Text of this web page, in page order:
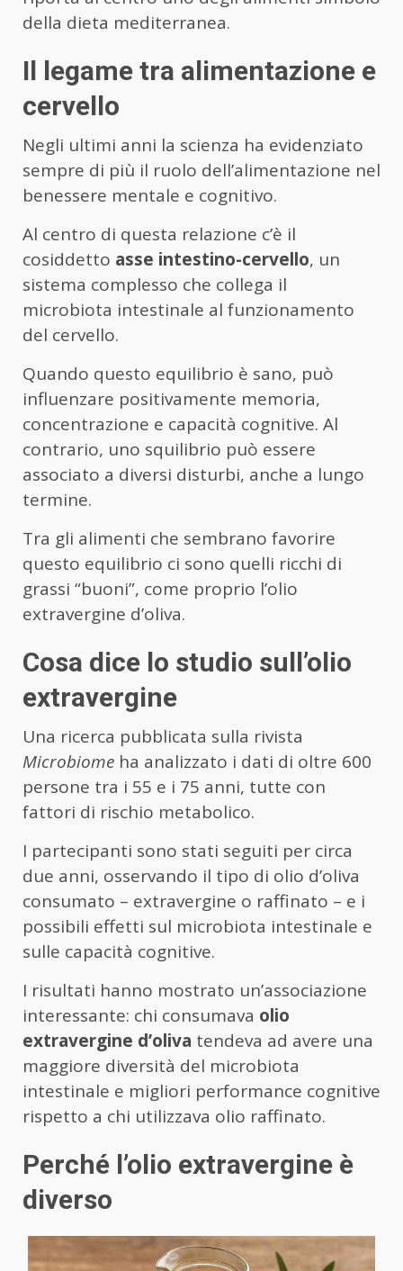
della dieta mediterranea.
Il legame tra alimentazione e
cervello
Negli ultimi anni la scienza ha evidenziato
sempre di più il ruolo dell’alimentazione nel
benessere mentale e cognitivo.
Al centro di questa relazione c’è il
cosiddetto asse intestino-cervello, un
sistema complesso che collega il
microbiota intestinale al funzionamento
del cervello.
Quando questo equilibrio è sano, può
influenzare positivamente memoria,
concentrazione e capacità cognitive. Al
contrario, uno squilibrio può essere
associato a diversi disturbi, anche a lungo
termine.
Tra gli alimenti che sembrano favorire
questo equilibrio ci sono quelli ricchi di
grassi “buoni”, come proprio l’olio
extravergine d’oliva.
Cosa dice lo studio sull’olio
extravergine
Una ricerca pubblicata sulla rivista
Microbiome ha analizzato i dati di oltre 600
persone tra i 55 e i 75 anni, tutte con
fattori di rischio metabolico.
I partecipanti sono stati seguiti per circa
due anni, osservando il tipo di olio d’oliva
consumato – extravergine o raffinato – e i
possibili effetti sul microbiota intestinale e
sulle capacità cognitive.
I risultati hanno mostrato un’associazione
interessante: chi consumava olio
extravergine d’oliva tendeva ad avere una
maggiore diversità del microbiota
intestinale e migliori performance cognitive
rispetto a chi utilizzava olio raffinato.
Perché l’olio extravergine è
diverso